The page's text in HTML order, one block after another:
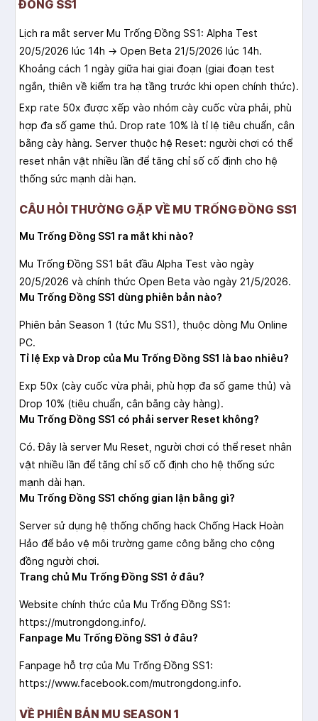
ĐỒNG SS1
Lịch ra mắt server Mu Trống Đồng SS1: Alpha Test
20/5/2026 lúc 14h → Open Beta 21/5/2026 lúc 14h.
Khoảng cách 1 ngày giữa hai giai đoạn (giai đoạn test
ngắn, thiên về kiểm tra hạ tầng trước khi open chính thức).
Exp rate 50x được xếp vào nhóm cày cuốc vừa phải, phù
hợp đa số game thủ. Drop rate 10% là tỉ lệ tiêu chuẩn, cân
bằng cày hàng. Server thuộc hệ Reset: người chơi có thể
reset nhân vật nhiều lần để tăng chỉ số cố định cho hệ
thống sức mạnh dài hạn.
CÂU HỎI THƯỜNG GẶP VỀ MU TRỐNG ĐỒNG SS1
Mu Trống Đồng SS1 ra mắt khi nào?
Mu Trống Đồng SS1 bắt đầu Alpha Test vào ngày
20/5/2026 và chính thức Open Beta vào ngày 21/5/2026.
Mu Trống Đồng SS1 dùng phiên bản nào?
Phiên bản Season 1 (tức Mu SS1), thuộc dòng Mu Online
PC.
Tỉ lệ Exp và Drop của Mu Trống Đồng SS1 là bao nhiêu?
Exp 50x (cày cuốc vừa phải, phù hợp đa số game thủ) và
Drop 10% (tiêu chuẩn, cân bằng cày hàng).
Mu Trống Đồng SS1 có phải server Reset không?
Có. Đây là server Mu Reset, người chơi có thể reset nhân
vật nhiều lần để tăng chỉ số cố định cho hệ thống sức
mạnh dài hạn.
Mu Trống Đồng SS1 chống gian lận bằng gì?
Server sử dụng hệ thống chống hack Chống Hack Hoàn
Hảo để bảo vệ môi trường game công bằng cho cộng
đồng người chơi.
Trang chủ Mu Trống Đồng SS1 ở đâu?
Website chính thức của Mu Trống Đồng SS1:
https://mutrongdong.info/.
Fanpage Mu Trống Đồng SS1 ở đâu?
Fanpage hỗ trợ của Mu Trống Đồng SS1:
https://www.facebook.com/mutrongdong.info.
VỀ PHIÊN BẢN MU SEASON 1